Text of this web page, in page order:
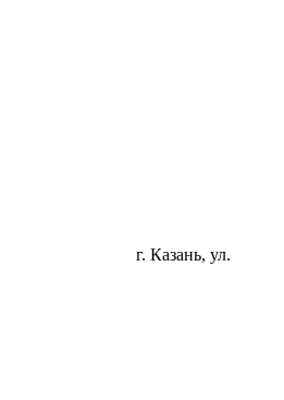
г. Казань, ул.